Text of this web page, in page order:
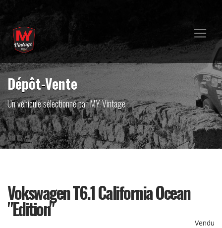
Dépôt-Vente
Un véhicule sélectionné par MY Vintage
Vokswagen T6.1 California Ocean
"Edition"
Vendu